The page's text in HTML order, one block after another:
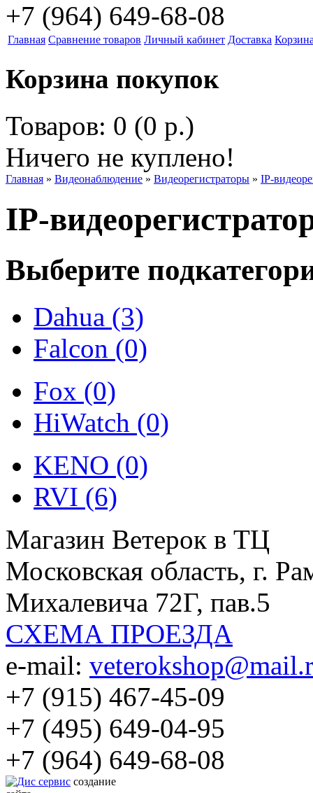
+7 (964) 649-68-08
Главная Сравнение товаров Личный кабинет Доставка
Корзина покупок
Товаров: 0 (0 р.)
Ничего не куплено!
Главная » Видеонаблюдение » Видеорегистраторы » IP-
IP-
Выберите
Dahua (3)
Falcon (0)
Fox (0)
HiWatch (0)
KENO (0)
RVI (6)
Магазин Ветерок в ТЦ
Московская область, г.
Михалевича 72Г, пав.5
СХЕМА ПРОЕЗДА
e-mail:
+7 (915) 467-45-09
+7 (495) 649-04-95
+7 (964) 649-68-08
создание